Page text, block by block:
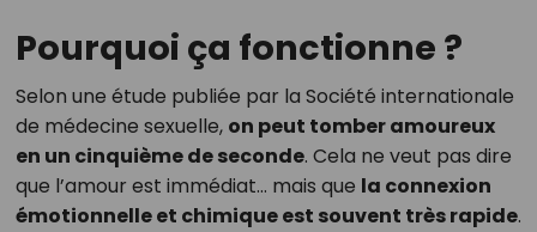
Pourquoi ça fonctionne ?
Selon une étude publiée par la Société internationale
de médecine sexuelle, on peut tomber amoureux
en un cinquième de seconde. Cela ne veut pas dire
que l’amour est immédiat… mais que la connexion
émotionnelle et chimique est souvent très rapide.